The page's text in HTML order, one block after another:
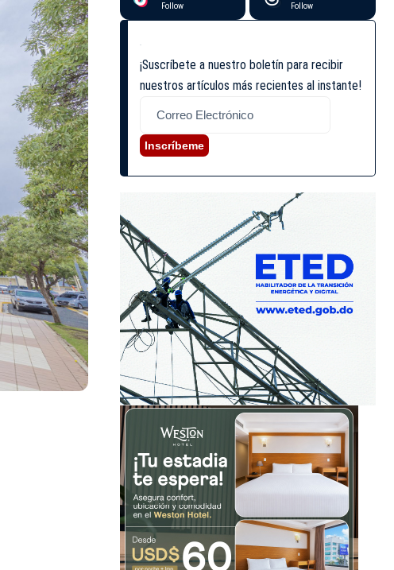
Follow Follow
¡Suscríbete a nuestro boletín para recibir
nuestros artículos más recientes al instante!
Inscríbeme